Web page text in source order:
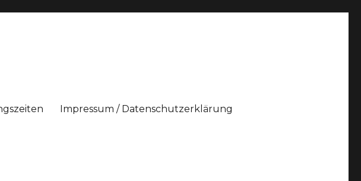
Impressum / Datenschutzerklärung